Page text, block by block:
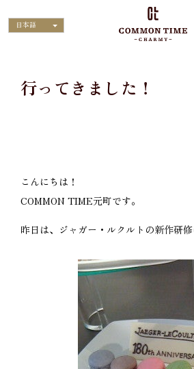
日本語
行ってきました！
こんにちは！
COMMON TIME元町です。
昨日は、ジャガー・ルクルトの新作研